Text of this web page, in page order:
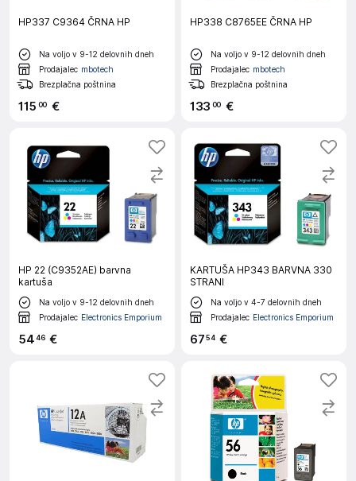
HP337 C9364 ČRNA HP
Na voljo v 9-12 delovnih dneh
Prodajalec mbotech
Brezplačna poštnina
115 00 €
HP338 C8765EE ČRNA HP
Na voljo v 9-12 delovnih dneh
Prodajalec mbotech
Brezplačna poštnina
133 00 €
HP 22 (C9352AE) barvna
kartuša
Na voljo v 9-12 delovnih dneh
Prodajalec Electronics Emporium
5446 €
KARTUŠA HP343 BARVNA 330
STRANI
Na voljo v 4-7 delovnih dneh
Prodajalec Electronics Emporium
6754 €